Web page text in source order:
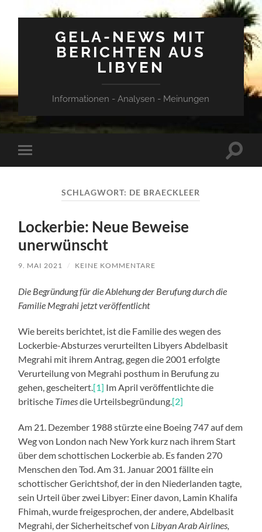
GELA-NEWS MIT
BERICHTEN AUS
LIBYEN
Informationen - Analysen - Meinungen
Mobile-
Menü
SCHLAGWORT: DE BRAECKLEER
Lockerbie: Neue Beweise
unerwünscht
9. MAI 2021 / KEINE KOMMENTARE
Die Begründung für die Ablehung der Berufung durch die
Familie Megrahi jetzt veröffentlicht
Wie bereits berichtet, ist die Familie des wegen des
Lockerbie-Absturzes verurteilten Libyers Abdelbasit
Megrahi mit ihrem Antrag, gegen die 2001 erfolgte
Verurteilung von Megrahi posthum in Berufung zu
gehen, gescheitert.[1] Im April veröffentlichte die
britische Timesdie Urteilsbegründung.[2]
Am 21. Dezember 1988 stürzte eine Boeing 747 auf dem
Weg von London nach New York kurz nach ihrem Start
über dem schottischen Lockerbie ab. Es fanden 270
Menschen den Tod. Am 31. Januar 2001 fällte ein
schottischer Gerichtshof, der in den Niederlanden tagte,
sein Urteil über zwei Libyer: Einer davon, Lamin Khalifa
Fhimah, wurde freigesprochen, der andere, Abdelbasit
Megrahi, der Sicherheitschef von Libyan Arab Airlines,